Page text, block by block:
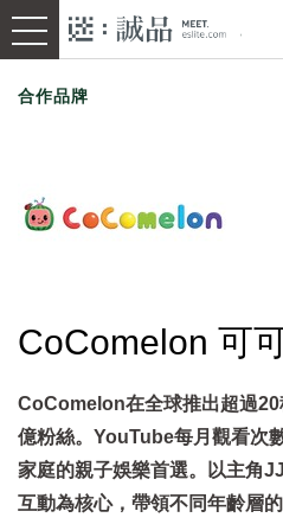
合作品牌
CoComelon 可
CoComelon在全球推出超過
億粉絲。YouTube每月觀看次
家庭的親子娛樂首選。以主角
互動為核心，帶領不同年齡層